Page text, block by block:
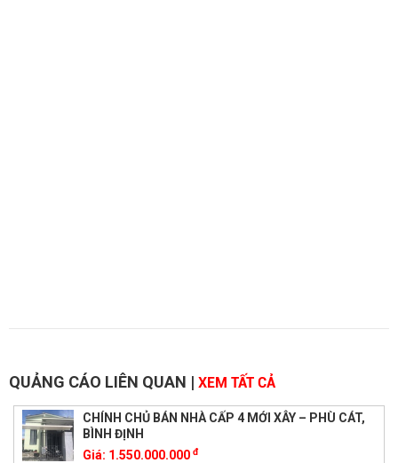
QUẢNG CÁO LIÊN QUAN | XEM TẤT CẢ
CHÍNH CHỦ BÁN NHÀ CẤP 4 MỚI XÂY – PHÙ CÁT,
BÌNH ĐỊNH
Giá: 1.550.000.000 đ